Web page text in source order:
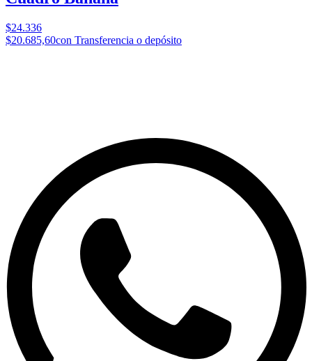
$24.336
$20.685,60con Transferencia o depósito